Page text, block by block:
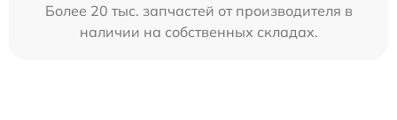
Более 20 тыс. запчастей от производителя в
наличии на собственных складах.